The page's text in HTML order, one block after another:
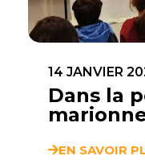
14 JANVIER
Dans la
EN SAVOIR